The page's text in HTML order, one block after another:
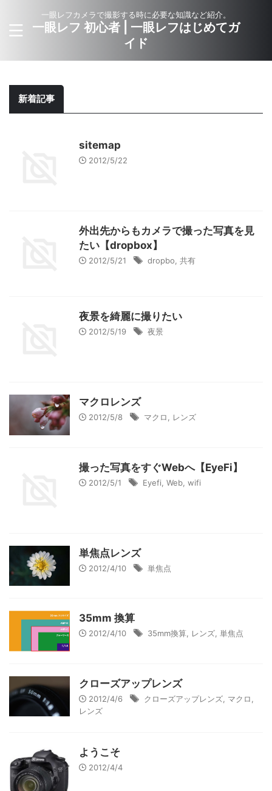
一眼レフカメラで撮影する時に必要な知識など紹介。
一眼レフ 初心者 | 一眼レフはじめてガ
イド
新着記事
sitemap
2012/5/22
外出先からもカメラで撮った写真を見
たい【dropbox】
2012/5/21 dropbo 共有
夜景を綺麗に撮りたい
2012/5/19 夜景
マクロレンズ
2012/5/8 マクロ レンズ
撮った写真をすぐWebへ【EyeFi】
2012/5/1 Eyefi Web wifi
単焦点レンズ
2012/4/10 単焦点
35mm 換算
2012/4/10 35mm換算, レンズ, 単焦点
クローズアップレンズ
2012/4/6 クローズアップレンズ マクロ
レンズ
ようこそ
2012/4/4